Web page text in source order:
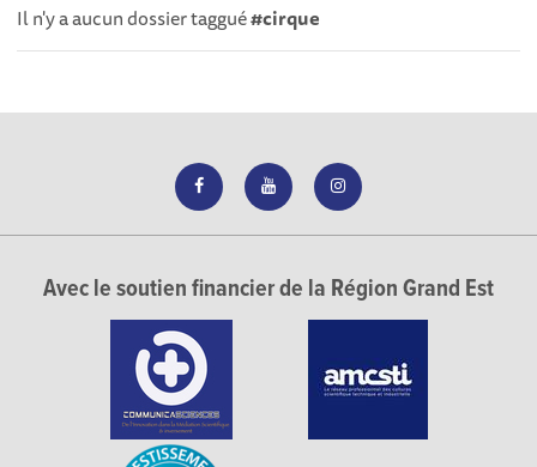
Il n'y a aucun dossier taggué#cirque
Avec le soutien financier de la Région Grand Est